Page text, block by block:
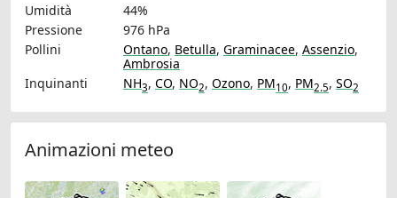
Umidità
44%
Pressione
976 hPa
Pollini
Ontano, Betulla, Graminacee, Assenzio,
Ambrosia
Inquinanti
NH3, CO, NO2, Ozono, PM10, PM2.5, SO2
Animazioni meteo